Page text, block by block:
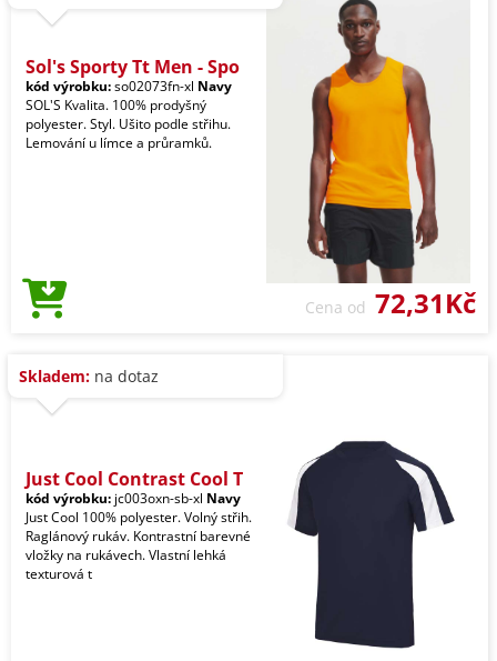
Sol's Sporty Tt Men - Spo
kód výrobku:so02073fn-xl Navy
SOL'S Kvalita. 100% prodyšný
polyester. Styl. Ušito podle střihu.
Lemování u límce a průramků.
Cena od 72,31Kč
Skladem: na dotaz
Just Cool Contrast Cool T
kód výrobku: jc003oxn-sb-xl Navy
Just Cool 100% polyester. Volný střih.
Raglánový rukáv. Kontrastní barevné
vložky na rukávech. Vlastní lehká
texturová t